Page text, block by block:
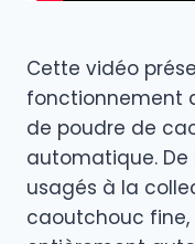
Cette vidéo
fonctionnement
de poudre de
automatique.
usagés à la
caoutchouc fine,